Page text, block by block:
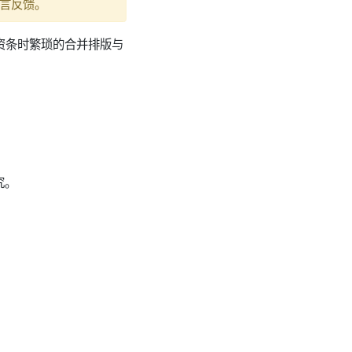
时繁琐的合并排版与